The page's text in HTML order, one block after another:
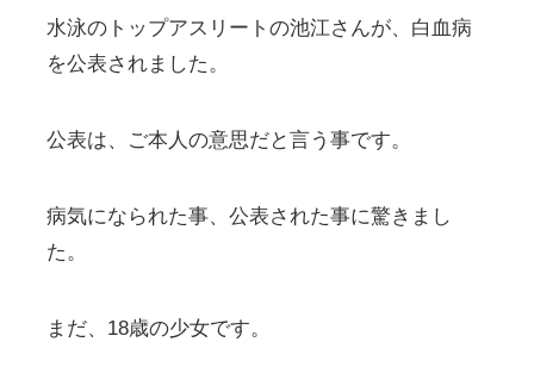
水泳のトップアスリートの池江さんが、白血病
を公表されました。
公表は、ご本人の意思だと言う事です。
病気になられた事、公表された事に驚きまし
た。
まだ、18歳の少女です。